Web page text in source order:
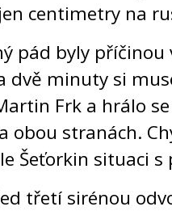
centimetry na
pád byly příčinou
dvě minuty si
Frk a hrálo
obou stranách.
Šeťorkin situaci
třetí sirénou